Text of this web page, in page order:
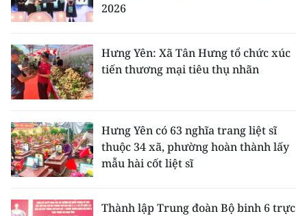
2026
Hưng Yên: Xã Tân Hưng tổ chức xúc
tiến thương mại tiêu thụ nhãn
Hưng Yên có 63 nghĩa trang liệt sĩ
thuộc 34 xã, phường hoàn thành lấy
mẫu hài cốt liệt sĩ
Thành lập Trung đoàn Bộ binh 6 trực